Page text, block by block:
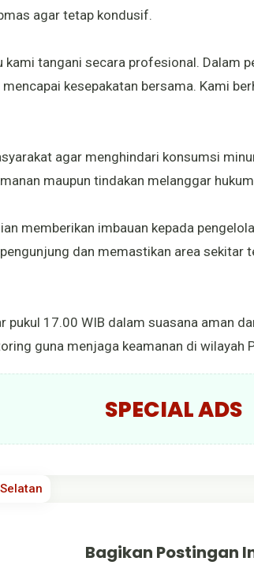
agar tetap kondusif.
kami tangani secara profesional. Dalam
kesepakatan bersama. Kami
agar menghindari konsumsi
maupun tindakan melanggar
memberikan imbauan kepada
dan memastikan area sekitar
pukul 17.00 WIB dalam suasana aman
guna menjaga keamanan di wilayah
SPECIAL ADS
Bagikan Postingan